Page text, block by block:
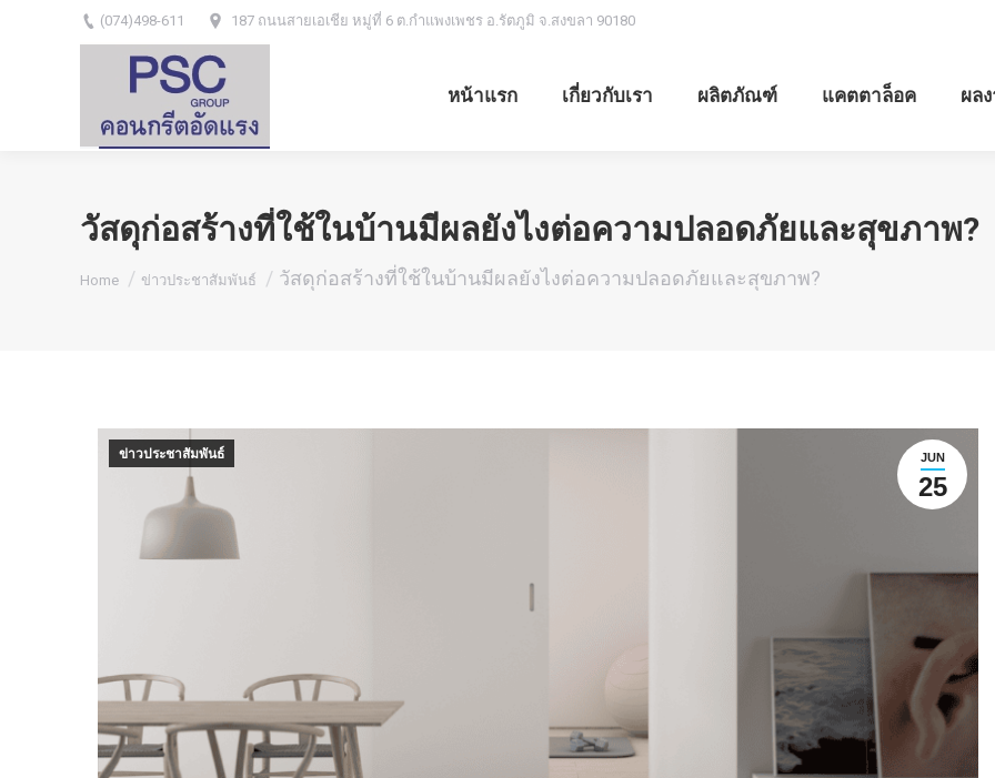
(074)498-611 187 ถนนสายเอเชีย หมู่ที่ 6 ต.กำแพงเพชร อ.รัตภูมิ จ.สงขลา 90180
หน้าแรก เกี่ยวกับเรา ผลิตภัณฑ์ แคตตาล็อค ผล
วัสดุก่อสร้างที่ใช้ในบ้านมีผลยังไงต่อความปลอดภัยและสุขภาพ?
Home ข่าวประชาสัมพันธ์ วัสดุก่อสร้างที่ใช้ในบ้านมีผลยังไงต่อความปลอดภัยและสุขภาพ?
JUN
25
ข่าวประชาสัมพันธ์